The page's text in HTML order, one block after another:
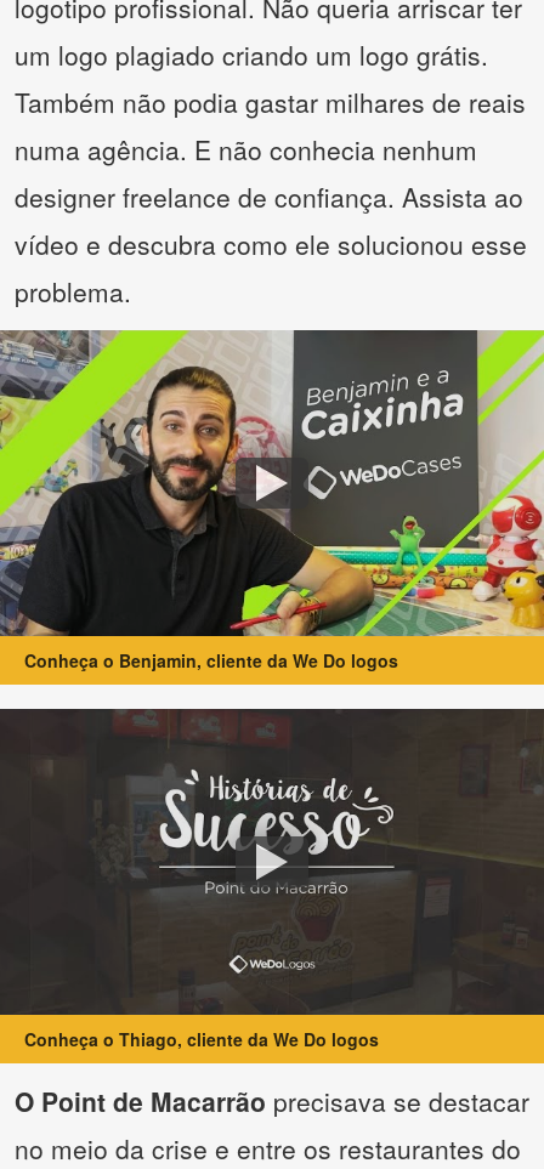
logotipo profissional. Não queria arriscar ter
um logo plagiado criando um logo grátis.
Também não podia gastar milhares de reais
numa agência. E não conhecia nenhum
designer freelance de confiança. Assista ao
vídeo e descubra como ele solucionou esse
problema.
Conheça o Benjamin, cliente da We Do logos
Conheça o Thiago, cliente da We Do logos
O Point de Macarrão precisava se destacar
no meio da crise e entre os restaurantes do